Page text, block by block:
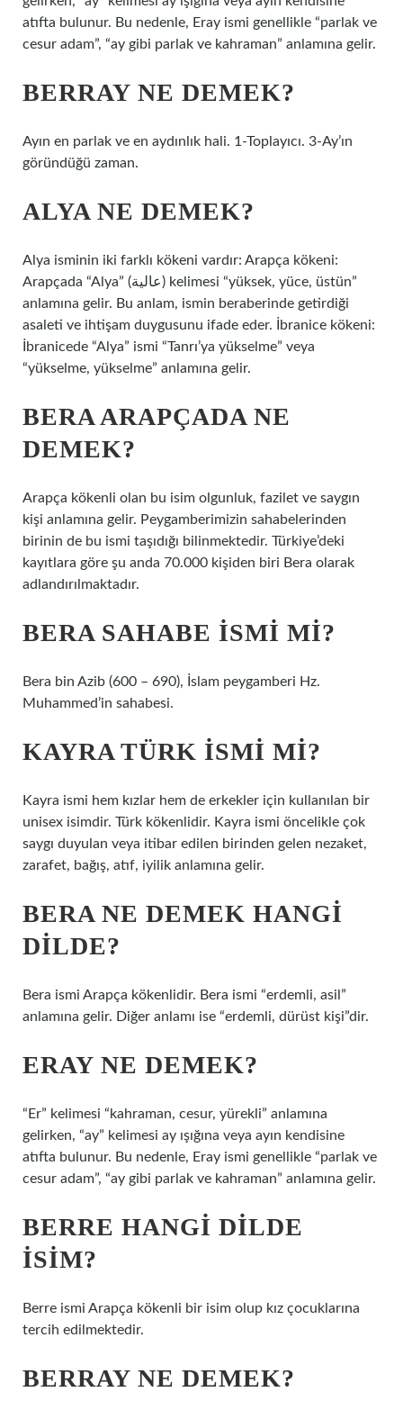
atıfta bulunur. Bu nedenle, Eray ismi genellikle “parlak ve
cesur adam”, “ay gibi parlak ve kahraman” anlamına gelir.
BERRAY NE DEMEK?
Ayın en parlak ve en aydınlık hali. 1-Toplayıcı. 3-Ay’ın
göründüğü zaman.
ALYA NE DEMEK?
Alya isminin iki farklı kökeni vardır: Arapça kökeni:
Arapçada “Alya” (عالية) kelimesi “yüksek, yüce, üstün”
anlamına gelir. Bu anlam, ismin beraberinde getirdiği
asaleti ve ihtişam duygusunu ifade eder. İbranice kökeni:
İbranicede “Alya” ismi “Tanrı’ya yükselme” veya
“yükselme, yükselme” anlamına gelir.
BERA ARAPÇADA NE
DEMEK?
Arapça kökenli olan bu isim olgunluk, fazilet ve saygın
kişi anlamına gelir. Peygamberimizin sahabelerinden
birinin de bu ismi taşıdığı bilinmektedir. Türkiye’deki
kayıtlara göre şu anda 70.000 kişiden biri Bera olarak
adlandırılmaktadır.
BERA SAHABE ISMI MI?
Bera bin Azib (600 – 690), İslam peygamberi Hz.
Muhammed’in sahabesi.
KAYRA TÜRK ISMI MI?
Kayra ismi hem kızlar hem de erkekler için kullanılan bir
unisex isimdir. Türk kökenlidir. Kayra ismi öncelikle çok
saygı duyulan veya itibar edilen birinden gelen nezaket,
zarafet, bağış, atıf, iyilik anlamına gelir.
BERA NE DEMEK HANGI
DILDE?
Bera ismi Arapça kökenlidir. Bera ismi “erdemli, asil”
anlamına gelir. Diğer anlamı ise “erdemli, dürüst kişi”dir.
ERAY NE DEMEK?
“Er” kelimesi “kahraman, cesur, yürekli” anlamına
gelirken, “ay” kelimesi ay ışığına veya ayın kendisine
atıfta bulunur. Bu nedenle, Eray ismi genellikle “parlak ve
cesur adam”, “ay gibi parlak ve kahraman” anlamına gelir.
BERRE HANGI DILDE
ISIM?
Berre ismi Arapça kökenli bir isim olup kız çocuklarına
tercih edilmektedir.
BERRAY NE DEMEK?